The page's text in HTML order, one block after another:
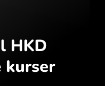
HKD
kurser